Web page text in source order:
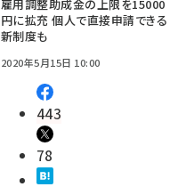
雇用調整助成金の上限を15000
円に拡充 個人で直接申請できる
新制度も
2020年5月15日 10:00
443
78